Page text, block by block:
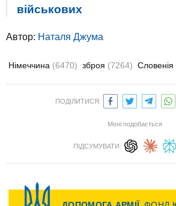
військових
Автор: Наталя Джума
Німеччина (6470) зброя (7264) Словенія
ПОДІЛИТИСЯ:
Мені подобається
ПІДСУМУВАТИ: